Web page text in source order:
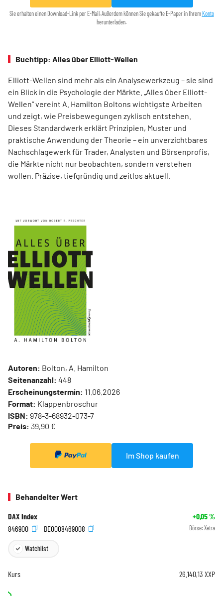
Sie erhalten einen Download-Link per E-Mail. Außerdem können Sie gekaufte E-Paper in Ihrem Konto
herunterladen.
Buchtipp: Alles über Elliott-Wellen
Elliott-Wellen sind mehr als ein Analysewerkzeug – sie sind
ein Blick in die Psychologie der Märkte. „Alles über Elliott-
Wellen“ vereint A. Hamilton Boltons wichtigste Arbeiten
und zeigt, wie Preisbewegungen zyklisch entstehen.
Dieses Standardwerk erklärt Prinzipien, Muster und
praktische Anwendung der Theorie – ein unverzichtbares
Nachschlagewerk für Trader, Analysten und Börsenprofis,
die Märkte nicht nur beobachten, sondern verstehen
wollen. Präzise, tiefgründig und zeitlos aktuell.
Autoren: Bolton, A. Hamilton
Seitenanzahl: 448
Erscheinungstermin: 11.06.2026
Format: Klappenbroschur
ISBN: 978-3-68932-073-7
Preis: 39,90 €
Im Shop kaufen
Behandelter Wert
DAX Index +0,05%
846900
DE0008469008 Börse: Xetra
Watchlist
Kurs 26.140,13 XXP